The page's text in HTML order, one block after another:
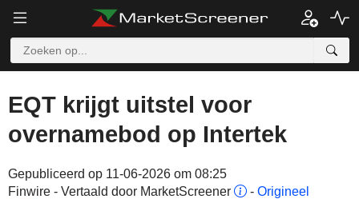
EQT krijgt uitstel voor
overnamebod op Intertek
Gepubliceerd op 11-06-2026 om 08:25
Finwire - Vertaald door MarketScreener
- Origineel